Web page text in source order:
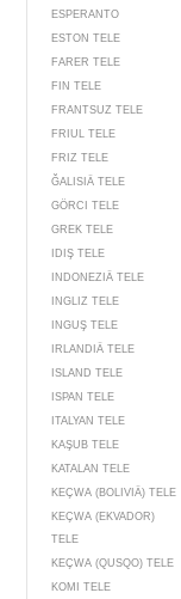
ESPERANTO
ESTON TELE
FARER TELE
FIN TELE
FRANTSUZ TELE
FRIUL TELE
FRIZ TELE
ĞALISIÄ TELE
GÖRCI TELE
GREK TELE
IDIŞ TELE
INDONEZIÄ TELE
INGLIZ TELE
INGUŞ TELE
IRLANDIÄ TELE
ISLAND TELE
ISPAN TELE
ITALYAN TELE
KAŞUB TELE
KATALAN TELE
KEÇWA (BOLIVIÄ) TELE
KEÇWA (EKVADOR)
TELE
KEÇWA (QUSQO) TELE
KOMI TELE